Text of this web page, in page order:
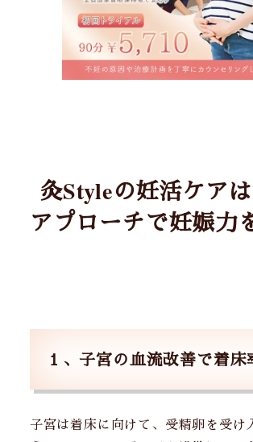
灸Styleの妊活ケア
アプローチで妊娠力
１、子宮の血流改善で着
子宮は着床に向けて、受精卵を受け